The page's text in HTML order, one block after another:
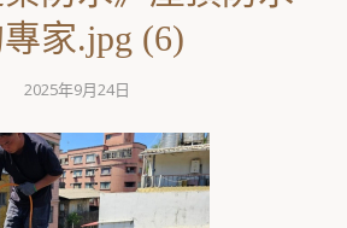
家.jpg (6)
2025年9月24日